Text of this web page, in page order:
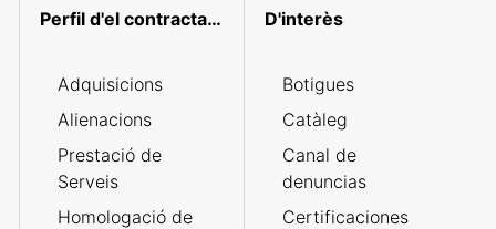
Perfil d'el contractant
Adquisicions
Alienacions
Prestació de
Serveis
Homologació de
D'interès
Botigues
Catàleg
Canal de
denuncias
Certificaciones